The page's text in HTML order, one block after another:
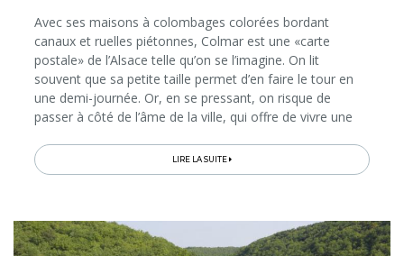
Avec ses maisons à colombages colorées bordant
canaux et ruelles piétonnes, Colmar est une «carte
postale» de l’Alsace telle qu’on se l’imagine. On lit
souvent que sa petite taille permet d’en faire le tour en
une demi-journée. Or, en se pressant, on risque de
passer à côté de l’âme de la ville, qui offre de vivre une
prendre leur temps...
LIRE LA SUITE